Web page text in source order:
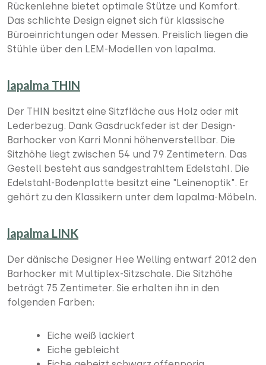
Rückenlehne bietet optimale Stütze und Komfort.
Das schlichte Design eignet sich für klassische
Büroeinrichtungen oder Messen. Preislich liegen die
Stühle über den LEM-Modellen von lapalma.
lapalma THIN
Der THIN besitzt eine Sitzfläche aus Holz oder mit
Lederbezug. Dank Gasdruckfeder ist der Design-
Barhocker von Karri Monni höhenverstellbar. Die
Sitzhöhe liegt zwischen 54 und 79 Zentimetern. Das
Gestell besteht aus sandgestrahltem Edelstahl. Die
Edelstahl-Bodenplatte besitzt eine "Leinenoptik". Er
gehört zu den Klassikern unter dem lapalma-Möbeln.
lapalma LINK
Der dänische Designer Hee Welling entwarf 2012 den
Barhocker mit Multiplex-Sitzschale. Die Sitzhöhe
beträgt 75 Zentimeter. Sie erhalten ihn in den
folgenden Farben:
Eiche weiß lackiert
Eiche gebleicht